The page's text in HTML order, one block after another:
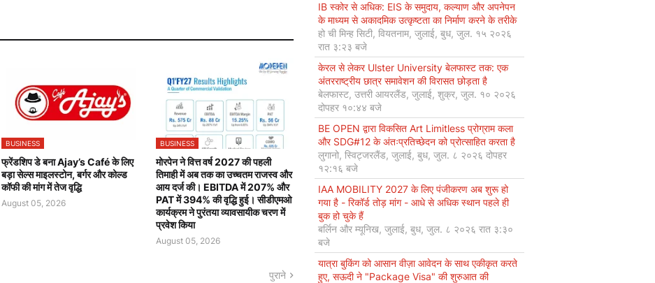
BUSINESS
फ्रेंडशिप डे बना Ajay’s Café के लिए
बड़ा सेल्स माइलस्टोन, बर्गर और कोल्ड
कॉफी की मांग में तेज वृद्धि
August 05, 2026
BUSINESS
मोरपेन ने वित्त वर्ष 2027 की पहली
तिमाही में अब तक का उच्चतम राजस्व और
आय दर्ज की। EBITDA में 207% और
PAT में 394% की वृद्धि हुई। सीडीएमओ
कार्यक्रम ने पुरंतया व्यावसायीक चरण में
प्रवेश किया
August 05, 2026
पुराने
IB स्कोर से अधिक: EIS के समुदाय, कल्याण और अपनेपन
के माध्यम से अकादमिक उत्कृष्टता का निर्माण करने के तरीके
हो ची मिन्ह सिटी, वियतनाम, जुलाई, बुध, जुल. १५ २०२६
रात ३:२३ बजे
केरल से लेकर Ulster University बेलफास्ट तक: एक
अंतरराष्ट्रीय छात्र समावेशन की विरासत छोड़ता है
बेलफास्ट, उत्तरी आयरलैंड, जुलाई, शुक्र, जुल. १० २०२६
दोपहर १०:४४ बजे
BE OPEN द्वारा विकसित Art Limitless प्रोग्राम कला
और SDG#12 के अंतःप्रतिच्छेदन को प्रोत्साहित करता है
लुगानो, स्विट्जरलैंड, जुलाई, बुध, जुल. ८ २०२६ दोपहर
१२:१६ बजे
IAA MOBILITY 2027 के लिए पंजीकरण अब शुरू हो
गया है - रिकॉर्ड तोड़ मांग - आधे से अधिक स्थान पहले ही
बुक हो चुके हैं
बर्लिन और म्यूनिख, जुलाई, बुध, जुल. ८ २०२६ रात ३:३०
बजे
यात्रा बुकिंग को आसान वीज़ा आवेदन के साथ एकीकृत करते
हुए, सऊदी ने "Package Visa" की शुरुआत की